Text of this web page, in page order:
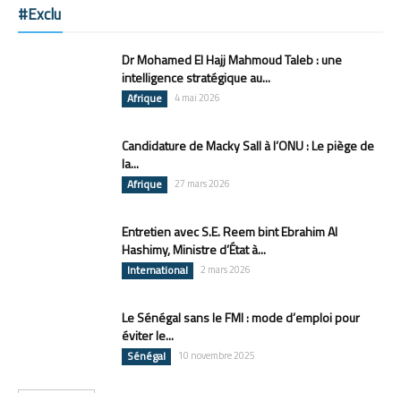
#Exclu
Dr Mohamed El Hajj Mahmoud Taleb : une
intelligence stratégique au...
Afrique 4 mai 2026
Candidature de Macky Sall à l’ONU : Le piège de
la...
Afrique 27 mars 2026
Entretien avec S.E. Reem bint Ebrahim Al
Hashimy, Ministre d’État à...
International 2 mars 2026
Le Sénégal sans le FMI : mode d’emploi pour
éviter le...
Sénégal 10 novembre 2025